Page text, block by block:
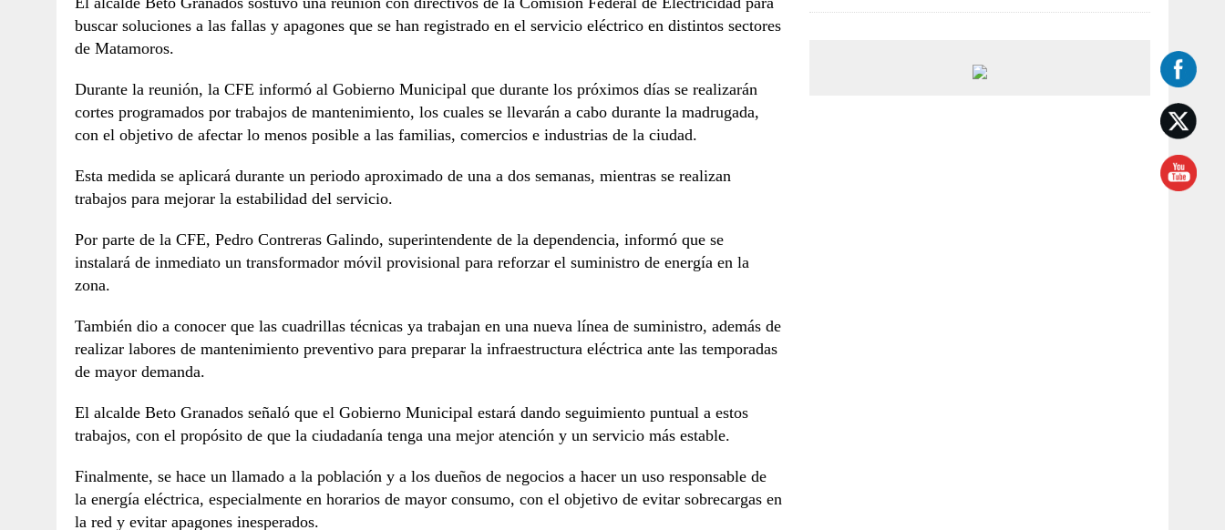
buscar soluciones a las fallas y apagones que se han registrado en el servicio eléctrico en distintos sectores
de Matamoros.
Durante la reunión, la CFE informó al Gobierno Municipal que durante los próximos días se realizarán
cortes programados por trabajos de mantenimiento, los cuales se llevarán a cabo durante la madrugada,
con el objetivo de afectar lo menos posible a las familias, comercios e industrias de la ciudad.
Esta medida se aplicará durante un periodo aproximado de una a dos semanas, mientras se realizan
trabajos para mejorar la estabilidad del servicio.
Por parte de la CFE, Pedro Contreras Galindo, superintendente de la dependencia, informó que se
instalará de inmediato un transformador móvil provisional para reforzar el suministro de energía en la
zona.
También dio a conocer que las cuadrillas técnicas ya trabajan en una nueva línea de suministro, además de
realizar labores de mantenimiento preventivo para preparar la infraestructura eléctrica ante las temporadas
de mayor demanda.
El alcalde Beto Granados señaló que el Gobierno Municipal estará dando seguimiento puntual a estos
trabajos, con el propósito de que la ciudadanía tenga una mejor atención y un servicio más estable.
Finalmente, se hace un llamado a la población y a los dueños de negocios a hacer un uso responsable de
la energía eléctrica, especialmente en horarios de mayor consumo, con el objetivo de evitar sobrecargas en
la red y evitar apagones inesperados.